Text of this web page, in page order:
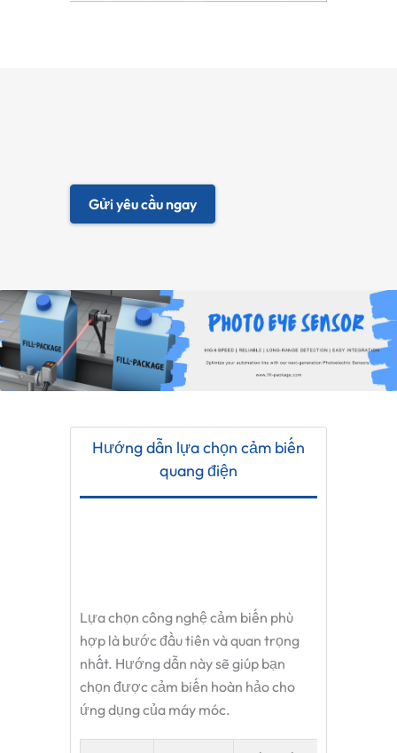
Gửi yêu cầu ngay
Hướng dẫn lựa chọn cảm biến
quang điện
Lựa chọn công nghệ cảm biến phù
hợp là bước đầu tiên và quan trọng
nhất. Hướng dẫn này sẽ giúp bạn
chọn được cảm biến hoàn hảo cho
ứng dụng của máy móc.